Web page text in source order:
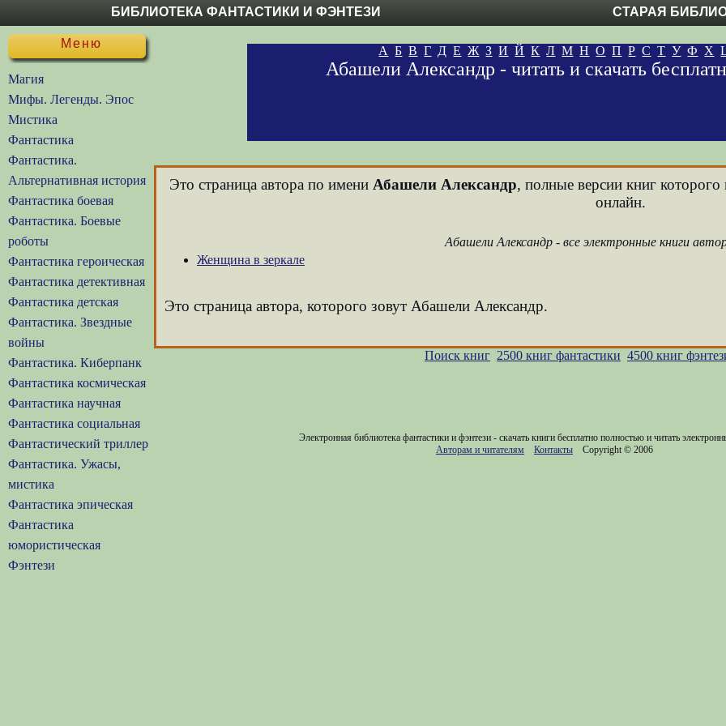
БИБЛИОТЕКА ФАНТАСТИКИ И ФЭНТЕЗИ СТАРАЯ
Меню
Магия
Мифы. Легенды. Эпос
Мистика
Фантастика
Фантастика.
Альтернативная история
Фантастика боевая
Фантастика. Боевые
роботы
Фантастика героическая
Фантастика детективная
Фантастика детская
Фантастика. Звездные
войны
Фантастика. Киберпанк
Фантастика космическая
Фантастика научная
Фантастика социальная
Фантастический триллер
Фантастика. Ужасы,
мистика
Фантастика эпическая
Фантастика
юмористическая
Фэнтези
А Б В Г Д Е Ж З И Й К Л М Н О П Р С Т У Ф Х
Абашели Александр - читать и скачать
Это страница автора по имени Абашели Александр, полные версии книг которого
онлайн.
Абашели Александр - все электронные книги
Женщина в зеркале
Это страница автора, которого зовут Абашели Александр.
Поиск книг 2500 книг фантастики 4500 книг
Электронная библиотека фантастики и фэнтези - скачать книги бесплатно полностью и читать
Авторам и читателям
Контакты Copyright © 2006